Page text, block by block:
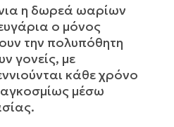
η δωρεά ωαρίων
ο μόνος
την πολυπόθητη
γονείς, με
κάθε χρόνο
μέσω